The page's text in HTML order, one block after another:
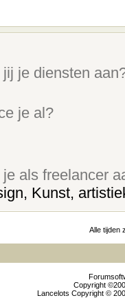
je diensten
je al?
als freelancer
Kunst,
Alle tijden
Copyright
Lancelots Copyright ©